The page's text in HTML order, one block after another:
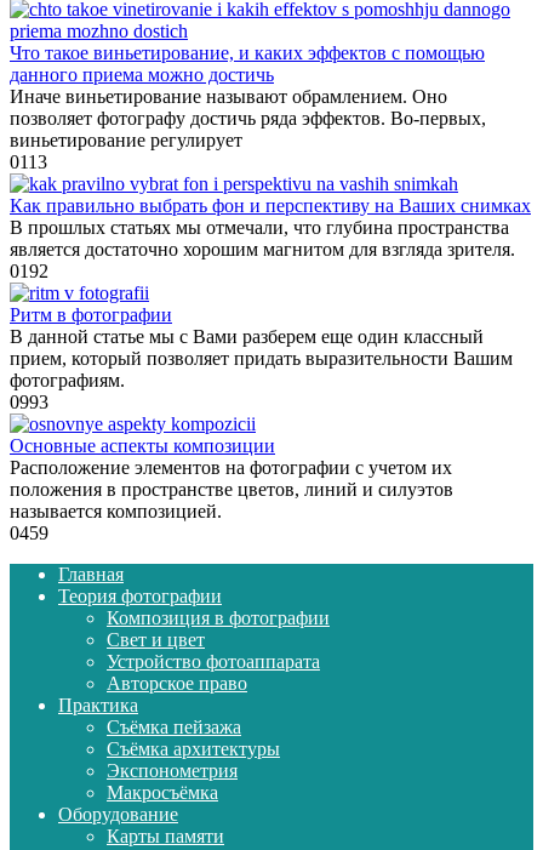
Что такое виньетирование, и каких эффектов с помощью
данного приема можно достичь
Иначе виньетирование называют обрамлением. Оно
позволяет фотографу достичь ряда эффектов. Во-первых,
виньетирование регулирует
0113
Как правильно выбрать фон и перспективу на Ваших снимках
В прошлых статьях мы отмечали, что глубина пространства
является достаточно хорошим магнитом для взгляда зрителя.
0192
Ритм в фотографии
В данной статье мы с Вами разберем еще один классный
прием, который позволяет придать выразительности Вашим
фотографиям.
0993
Основные аспекты композиции
Расположение элементов на фотографии с учетом их
положения в пространстве цветов, линий и силуэтов
называется композицией.
0459
Главная
Теория фотографии
Композиция в фотографии
Свет и цвет
Устройство фотоаппарата
Авторское право
Практика
Съёмка пейзажа
Съёмка архитектуры
Экспонометрия
Макросъёмка
Оборудование
Карты памяти